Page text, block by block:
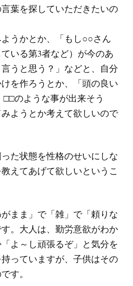
葉を探していただきたいの
うかとか、「もし○○さん
ている第3者など）が今のあ
うと思う？」などと、自分
を作ろうとか、「頭の良い
のような事が出来そう
ようとか考えて欲しいので
た状態を性格のせいにしな
えてあげて欲しいというこ
まま」で「雑」で「頼りな
。大人は、勤労意欲がわか
よ～し頑張るぞ」と気分を
っていますが、子供はその
す。